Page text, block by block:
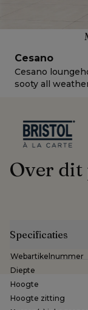
Cesano
Cesano
sooty all
Over
Specificaties
Webartikelnummer
Diepte
Hoogte
Hoogte zitting